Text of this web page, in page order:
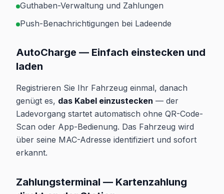
Guthaben-Verwaltung und Zahlungen
Push-Benachrichtigungen bei Ladeende
AutoCharge — Einfach einstecken und
laden
Registrieren Sie Ihr Fahrzeug einmal, danach
genügt es, das Kabel einzustecken — der
Ladevorgang startet automatisch ohne QR-Code-
Scan oder App-Bedienung. Das Fahrzeug wird
über seine MAC-Adresse identifiziert und sofort
erkannt.
Zahlungsterminal — Kartenzahlung